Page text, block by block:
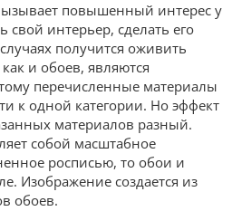
повышенный интерес у
свой интерьер, сделать его
получится оживить
и обоев, являются
перечисленные материалы
к одной категории. Но эффект
материалов разный.
собой масштабное
росписью, то обои и
Изображение создается из
обоев.